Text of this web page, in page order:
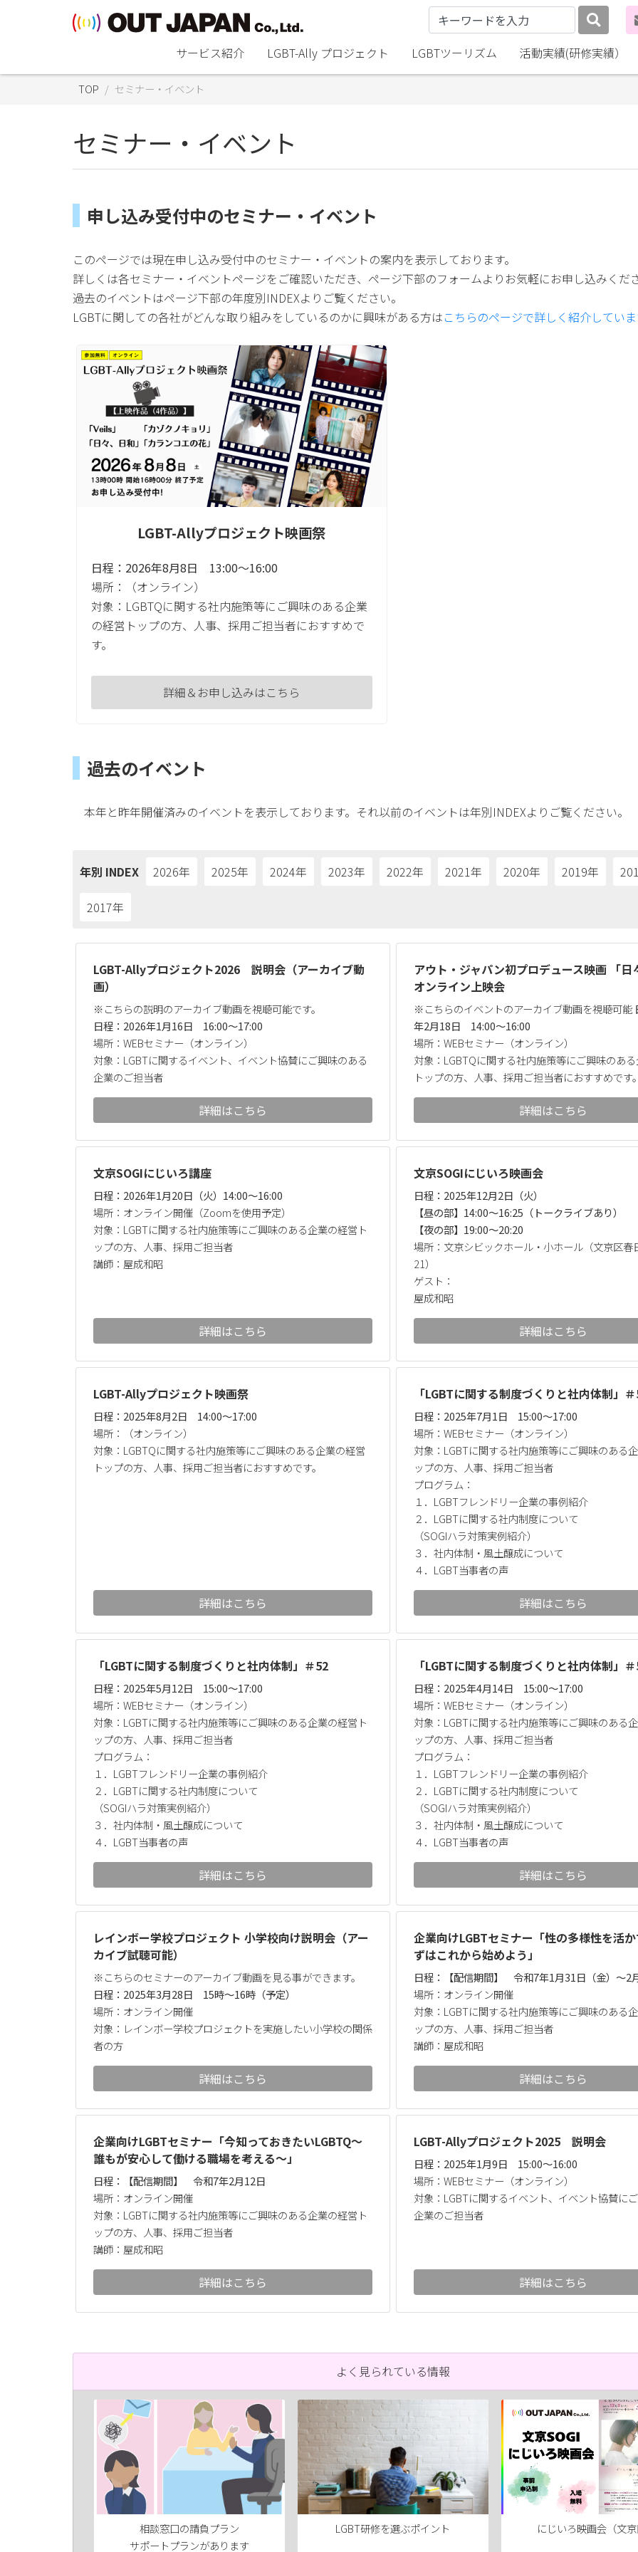
サービス紹介 LGBT-Ally プロジェクト LGBTツーリズム 活動実績(研修実績）
TOP セミナー・イベント
セミナー・イベント
申し込み受付中のセミナー・イベント
このページでは現在申し込み受付中のセミナー・イベントの案内を表示しております。
詳しくは各セミナー・イベントページをご確認いただき、ページ下部のフォームよりお気軽にお申し込みくだ
過去のイベントはページ下部の年度別INDEXよりご覧ください。
LGBTに関しての各社がどんな取り組みをしているのかに興味がある方はこちらのページで詳しく紹介してい
LGBT-Allyプロジェクト映画祭
日程：2026年8月8日 13:00～16:00
場所：（オンライン）
対象：LGBTQに関する社内施策等にご興味のある企業
の経営トップの方、人事、採用ご担当者におすすめで
す。
詳細＆お申し込みはこちら
過去のイベント
本年と昨年開催済みのイベントを表示しております。それ以前のイベントは年別INDEXよりご覧ください。
年別 INDEX 2026年 2025年 2024年 2023年 2022年 2021年 2020年 2019年
2017年
LGBT-Allyプロジェクト2026 説明会（アーカイブ動
画）
※こちらの説明のアーカイブ動画を視聴可能です。
日程：2026年1月16日 16:00～17:00
場所：WEBセミナー（オンライン）
対象：LGBTに関するイベント、イベント協賛にご興味のある
企業のご担当者
詳細はこちら
アウト・ジャパン初プロデュース映画 「日
オンライン上映会
※こちらのイベントのアーカイブ動画を視聴可能
年2月18日 14:00～16:00
場所：WEBセミナー（オンライン）
対象：LGBTQに関する社内施策等にご興味のあ
トップの方、人事、採用ご担当者におすすめです
詳細はこちら
文京SOGIにじいろ講座
日程：2026年1月20日（火）14:00～16:00
場所：オンライン開催（Zoomを使用予定）
対象：LGBTに関する社内施策等にご興味のある企業の経営ト
ップの方、人事、採用ご担当者
講師：屋成和昭
詳細はこちら
文京SOGIにじいろ映画会
日程：2025年12月2日（火）
【昼の部】14:00～16:25（トークライブあり）
【夜の部】19:00～20:20
場所：文京シビックホール・小ホール（文京区春
21）
ゲスト：
屋成和昭
詳細はこちら
LGBT-Allyプロジェクト映画祭
日程：2025年8月2日 14:00～17:00
場所：（オンライン）
対象：LGBTQに関する社内施策等にご興味のある企業の経営
トップの方、人事、採用ご担当者におすすめです。
詳細はこちら
「LGBTに関する制度づくりと社内体制」
日程：2025年7月1日 15:00～17:00
場所：WEBセミナー（オンライン）
対象：LGBTに関する社内施策等にご興味のある
ップの方、人事、採用ご担当者
プログラム：
１．LGBTフレンドリー企業の事例紹介
２．LGBTに関する社内制度について
（SOGIハラ対策実例紹介）
３．社内体制・風土醸成について
４．LGBT当事者の声
詳細はこちら
「LGBTに関する制度づくりと社内体制」＃52
日程：2025年5月12日 15:00～17:00
場所：WEBセミナー（オンライン）
対象：LGBTに関する社内施策等にご興味のある企業の経営ト
ップの方、人事、採用ご担当者
プログラム：
１．LGBTフレンドリー企業の事例紹介
２．LGBTに関する社内制度について
（SOGIハラ対策実例紹介）
３．社内体制・風土醸成について
４．LGBT当事者の声
詳細はこちら
「LGBTに関する制度づくりと社内体制」
日程：2025年4月14日 15:00～17:00
場所：WEBセミナー（オンライン）
対象：LGBTに関する社内施策等にご興味のある
ップの方、人事、採用ご担当者
プログラム：
１．LGBTフレンドリー企業の事例紹介
２．LGBTに関する社内制度について
（SOGIハラ対策実例紹介）
３．社内体制・風土醸成について
４．LGBT当事者の声
詳細はこちら
レインボー学校プロジェクト 小学校向け説明会（アー
カイブ試聴可能）
※こちらのセミナーのアーカイブ動画を見る事ができます。
日程：2025年3月28日 15時～16時（予定）
場所：オンライン開催
対象：レインボー学校プロジェクトを実施したい小学校の関係
者の方
詳細はこちら
企業向けLGBTセミナー「性の多様性を活
ずはこれから始めよう」
日程：【配信期間】 令和7年1月31日（金）～2
場所：オンライン開催
対象：LGBTに関する社内施策等にご興味のある
ップの方、人事、採用ご担当者
講師：屋成和昭
詳細はこちら
企業向けLGBTセミナー「今知っておきたいLGBTQ～
誰もが安心して働ける職場を考える～」
日程：【配信期間】 令和7年2月12日
場所：オンライン開催
対象：LGBTに関する社内施策等にご興味のある企業の経営ト
ップの方、人事、採用ご担当者
講師：屋成和昭
詳細はこちら
LGBT-Allyプロジェクト2025 説明会
日程：2025年1月9日 15:00～16:00
場所：WEBセミナー（オンライン）
対象：LGBTに関するイベント、イベント協賛に
企業のご担当者
詳細はこちら
よく見られている情報
相談窓口の請負プラン
サポートプランがあります
LGBT研修を選ぶポイント にじいろ映画会（文